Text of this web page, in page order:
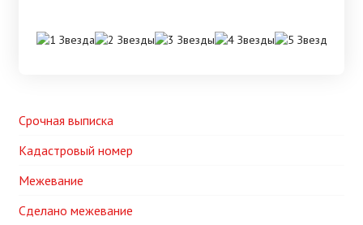
Срочная выписка
Кадастровый номер
Межевание
Сделано межевание